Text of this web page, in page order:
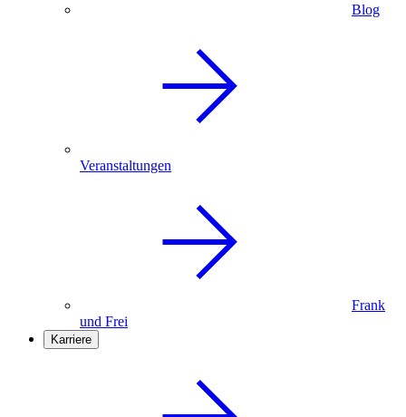
Blog
Veranstaltungen
Frank
und Frei
Karriere